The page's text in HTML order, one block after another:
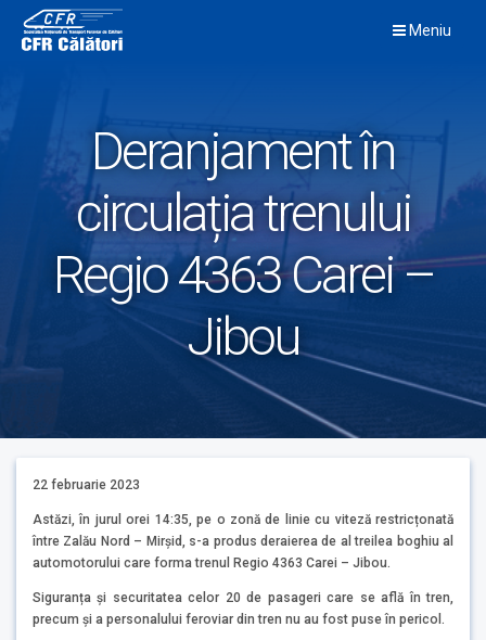
content
Meniu
Deranjament în
circulația trenului
Regio 4363 Carei –
Jibou
22 februarie 2023
Astăzi, în jurul orei 14:35, pe o zonă de linie cu viteză restricțonată
între Zalău Nord – Mirșid, s-a produs deraierea de al treilea boghiu al
automotorului care forma trenul Regio 4363 Carei – Jibou.
Siguranța și securitatea celor 20 de pasageri care se află în tren,
precum și a personalului feroviar din tren nu au fost puse în pericol.